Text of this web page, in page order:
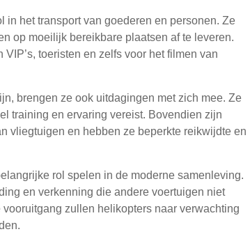
het transport van goederen en personen. Ze
op moeilijk bereikbare plaatsen af te leveren.
toeristen en zelfs voor het filmen van
brengen ze ook uitdagingen met zich mee. Ze
training en ervaring vereist. Bovendien zijn
vliegtuigen en hebben ze beperkte reikwijdte en
rol spelen in de moderne samenleving.
en verkenning die andere voertuigen niet
zullen helikopters naar verwachting